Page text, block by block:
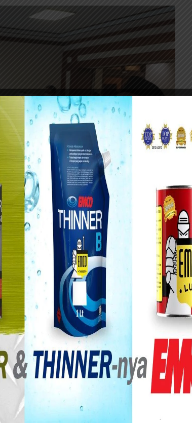
Yani, yang akrab disapa Gus
telah menemukan warnanya.
ruang kosong. Dan bisa bekerja
menjadi partai luar biasa,” ujar
Cabang (Muscab) PKB di Hotel
Qosim akan tetap dilanjutkan